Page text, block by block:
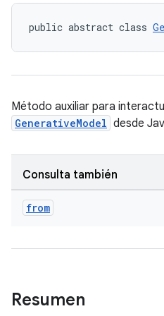
public abstract class
Método auxiliar para
GenerativeModel desde
Consulta también
from
Resumen